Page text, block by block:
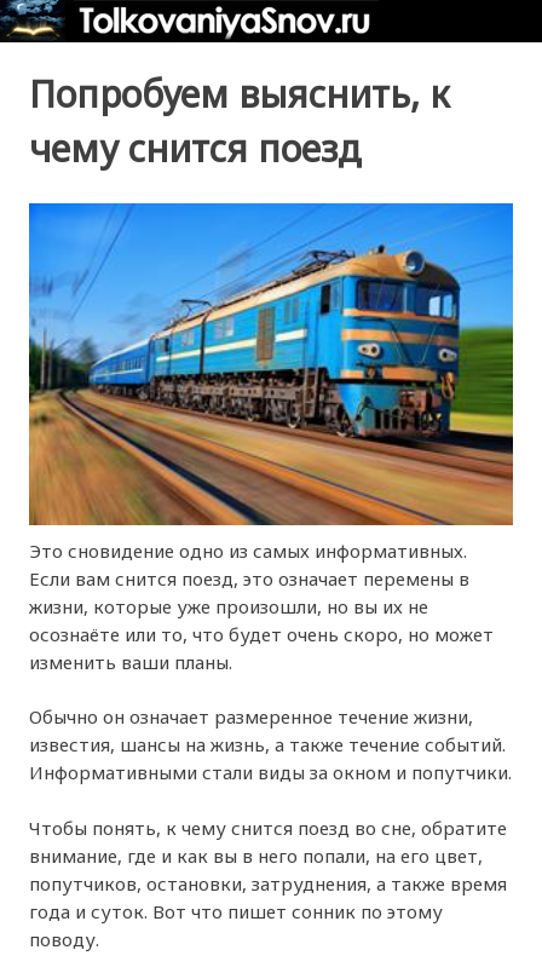
Попробуем выяснить, к
чему снится поезд
Это сновидение одно из самых информативных.
Если вам снится поезд, это означает перемены в
жизни, которые уже произошли, но вы их не
осознаёте или то, что будет очень скоро, но может
изменить ваши планы.
Обычно он означает размеренное течение жизни,
известия, шансы на жизнь, а также течение событий.
Информативными стали виды за окном и попутчики.
Чтобы понять, к чему снится поезд во сне, обратите
внимание, где и как вы в него попали, на его цвет,
попутчиков, остановки, затруднения, а также время
года и суток. Вот что пишет сонник по этому
поводу.